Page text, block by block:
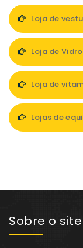
Loja de
Loja de
Loja de
Lojas de
Sobre o site